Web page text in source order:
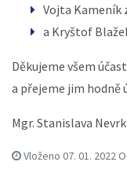
Vojta Kameník
a Kryštof
Děkujeme všem
a přejeme jim hodně
Mgr. Stanislava
Vloženo 07. 01. 2022